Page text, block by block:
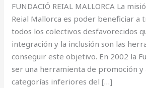
FUNDACIÓ REIAL MALLORCA La
Reial Mallorca es poder beneficiar a
todos los colectivos desfavorecidos
integración y la inclusión son las
conseguir este objetivo. En 2002 la
ser una herramienta de promoción y
categorías inferiores del […]